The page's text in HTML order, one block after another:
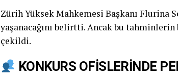
Zürih Yüksek Mahkemesi Başkanı
yaşanacağını belirtti. Ancak bu
çekildi.
KONKURS OFİSLERİNDE